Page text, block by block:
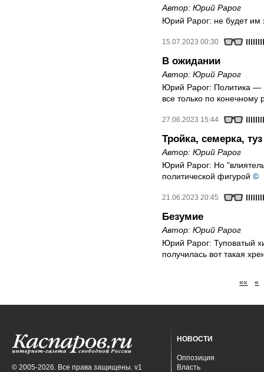
Автор: Юрий Рарог
Юрий Рарог: не будет им
15.07.2023 00:30
В ожидании
Автор: Юрий Рарог
Юрий Рарог: Политика —
все только по конечному
27.06.2023 15:44
Тройка, семерка, туз
Автор: Юрий Рарог
Юрий Рарог: Но
политической фигурой ©
21.06.2023 20:45
Безумие
Автор: Юрий Рарог
Юрий Рарог: Туповатый
получилась вот такая
«« «
© 2005-2026. Все права защищены. v1
НОВОСТИ
Оппозиция
Власть